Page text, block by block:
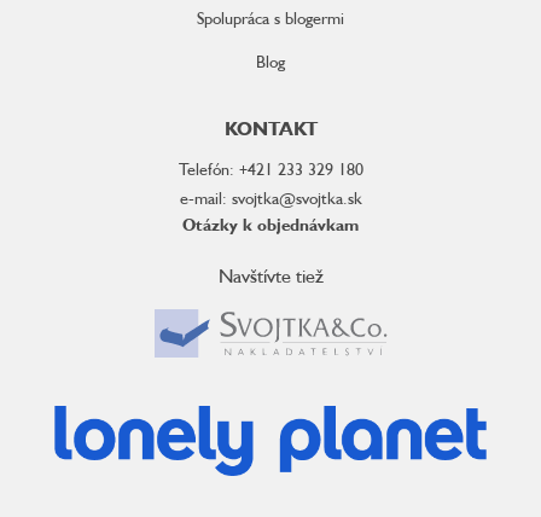
Spolupráca s blogermi
Blog
KONTAKT
Telefón: +421 233 329 180
e-mail: svojtka@svojtka.sk
Otázky k objednávkam
Navštívte tiež